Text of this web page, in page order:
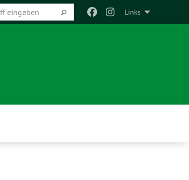
Links